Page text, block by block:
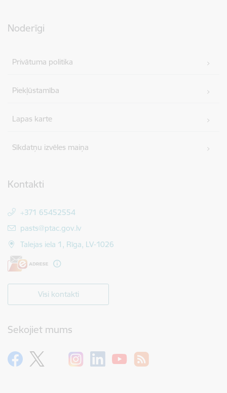
Noderīgi
Privātuma politika
Piekļūstamība
Lapas karte
Sīkdatņu izvēles maiņa
Kontakti
+371 65452554
E-pasts:
pasts@ptac.gov.lv
Talejas iela 1, Rīga, LV-1026
Visi kontakti
Sekojiet mums